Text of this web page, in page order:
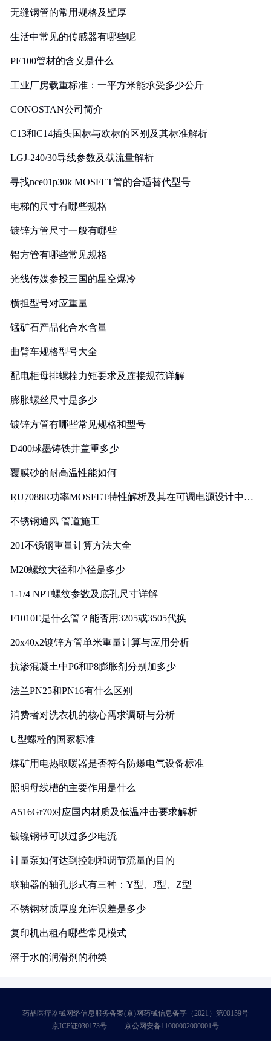
无缝钢管的常用规格及壁厚
生活中常见的传感器有哪些呢
PE100管材的含义是什么
工业厂房载重标准：一平方米能承受多少公斤
CONOSTAN公司简介
C13和C14插头国标与欧标的区别及其标准解析
LGJ-240/30导线参数及载流量解析
寻找nce01p30k MOSFET管的合适替代型号
电梯的尺寸有哪些规格
镀锌方管尺寸一般有哪些
铝方管有哪些常见规格
光线传媒参投三国的星空爆冷
横担型号对应重量
锰矿石产品化合水含量
曲臂车规格型号大全
配电柜母排螺栓力矩要求及连接规范详解
膨胀螺丝尺寸是多少
镀锌方管有哪些常见规格和型号
D400球墨铸铁井盖重多少
覆膜砂的耐高温性能如何
RU7088R功率MOSFET特性解析及其在可调电源设计中的
不锈钢通风 管道施工
201不锈钢重量计算方法大全
M20螺纹大径和小径是多少
1-1/4 NPT螺纹参数及底孔尺寸详解
F1010E是什么管？能否用3205或3505代换
20x40x2镀锌方管单米重量计算与应用分析
抗渗混凝土中P6和P8膨胀剂分别加多少
法兰PN25和PN16有什么区别
消费者对洗衣机的核心需求调研与分析
U型螺栓的国家标准
煤矿用电热取暖器是否符合防爆电气设备标准
照明母线槽的主要作用是什么
A516Gr70对应国内材质及低温冲击要求解析
镀镍钢带可以过多少电流
计量泵如何达到控制和调节流量的目的
联轴器的轴孔形式有三种：Y型、J型、Z型
不锈钢材质厚度允许误差是多少
复印机出租有哪些常见模式
溶于水的润滑剂的种类
药品医疗器械网络信息服务备案(京)网药械信息备字（2021）第00159号
京ICP证030173号
京公网安备11000002000001号